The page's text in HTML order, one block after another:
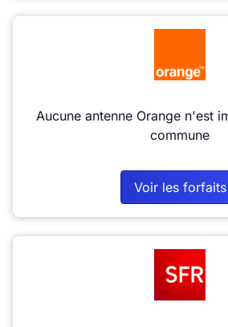
Aucune antenne Orange n'est
commune
Voir les forfaits